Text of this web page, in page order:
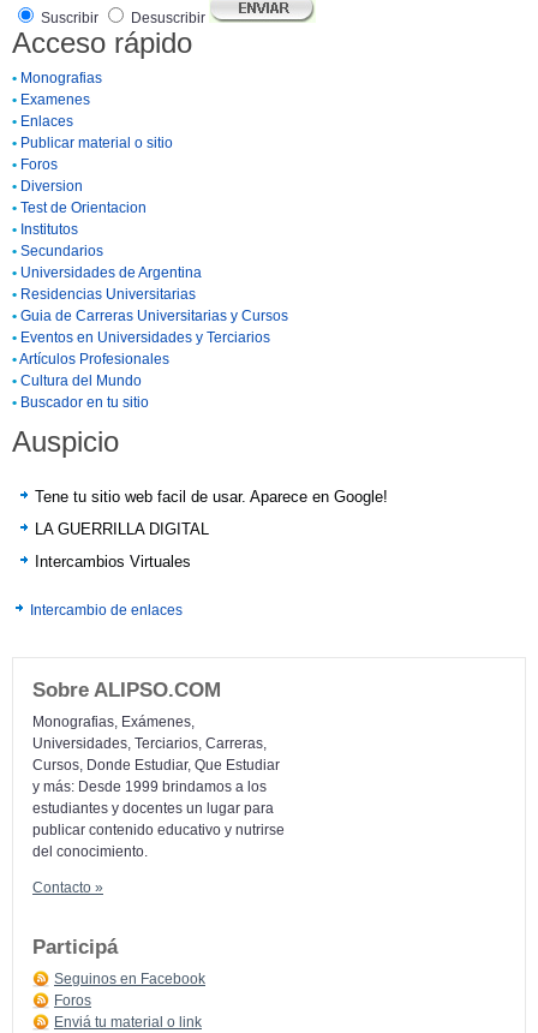
Suscribir Desuscribir
Acceso rápido
• Monografias
• Examenes
• Enlaces
• Publicar material o sitio
• Foros
• Diversion
• Test de Orientacion
• Institutos
• Secundarios
• Universidades de Argentina
• Residencias Universitarias
• Guia de Carreras Universitarias y Cursos
• Eventos en Universidades y Terciarios
•Artículos Profesionales
• Cultura del Mundo
• Buscador en tu sitio
Auspicio
Tene tu sitio web facil de usar. Aparece en Google!
LA GUERRILLA DIGITAL
Intercambios Virtuales
Intercambio de enlaces
Sobre ALIPSO.COM
Monografias, Exámenes,
Universidades, Terciarios, Carreras,
Cursos, Donde Estudiar, Que Estudiar
y más: Desde 1999 brindamos a los
estudiantes y docentes un lugar para
publicar contenido educativo y nutrirse
del conocimiento.
Contacto »
Participá
Seguinos en Facebook
Foros
Enviá tu material o link